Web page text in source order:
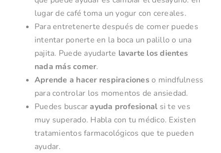
lugar de café toma un yogur con cereales.
Para entretenerte después de comer puedes
intentar ponerte en la boca un palillo o una
pajita. Puede ayudarte lavarte los dientes
nada más comer.
Aprende a hacer respiracioneso mindfulness
para controlar los momentos de ansiedad.
Puedes buscarayuda profesional si te ves
muy superado. Habla con tu médico. Existen
tratamientos farmacológicos que te pueden
ayudar.